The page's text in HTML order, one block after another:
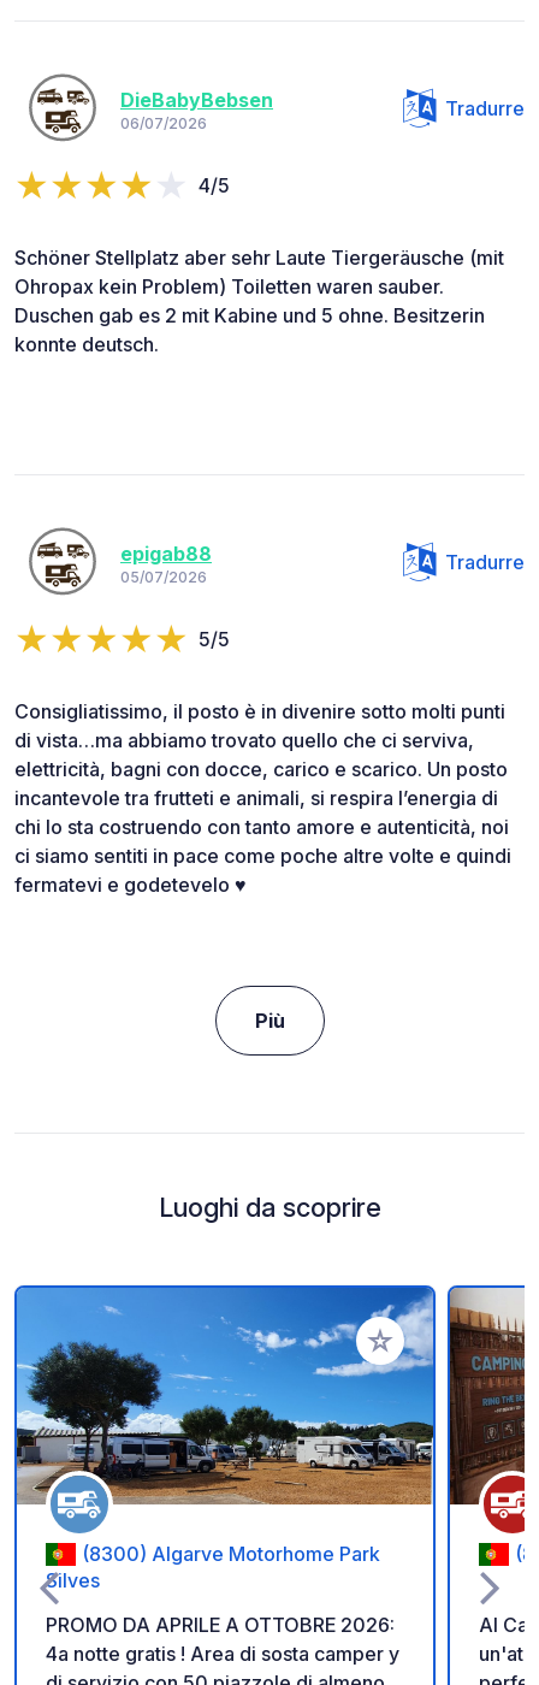
DieBabyBebsen
06/07/2026
Tradurre
4/5
Schöner Stellplatz aber sehr Laute Tiergeräusche (mit
Ohropax kein Problem) Toiletten waren sauber.
Duschen gab es 2 mit Kabine und 5 ohne. Besitzerin
konnte deutsch.
epigab88
05/07/2026
Tradurre
5/5
Consigliatissimo, il posto è in divenire sotto molti punti
di vista…ma abbiamo trovato quello che ci serviva,
elettricità, bagni con docce, carico e scarico. Un posto
incantevole tra frutteti e animali, si respira l’energia di
chi lo sta costruendo con tanto amore e autenticità, noi
ci siamo sentiti in pace come poche altre volte e quindi
fermatevi e godetevelo ♥️
Più
Luoghi da scoprire
Aggiungi ai tuoi
(8300) Algarve Motorhome Park
Silves
PROMO DA APRILE A OTTOBRE 2026:
4a notte gratis ! Area di sosta camper y
Al